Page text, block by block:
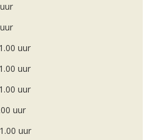
uur
uur
uur
uur
uur